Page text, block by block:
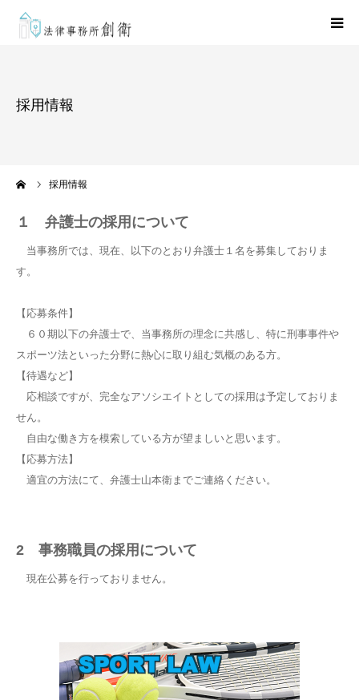
採用情報
採用情報
１ 弁護士の採用について
当事務所では、現在、以下のとおり弁護士１名を募集しておりま
す。
【応募条件】
６０期以下の弁護士で、当事務所の理念に共感し、特に刑事事件や
スポーツ法といった分野に熱心に取り組む気概のある方。
【待遇など】
応相談ですが、完全なアソシエイトとしての採用は予定しておりま
せん。
自由な働き方を模索している方が望ましいと思います。
【応募方法】
適宜の方法にて、弁護士山本衛までご連絡ください。
2 事務職員の採用について
現在公募を行っておりません。
弁護士紹介
お問い合わせ